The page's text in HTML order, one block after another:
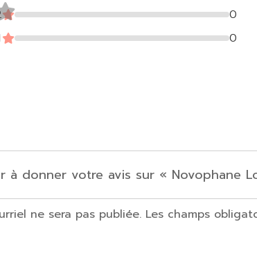
0
0
à donner votre avis sur « Novophane
ne sera pas publiée. Les champs